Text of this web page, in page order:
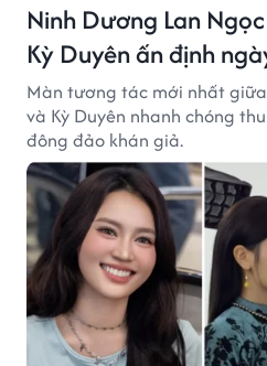
Ninh Dương Lan
Kỳ Duyên ấn định
Màn tương tác mới nhất
và Kỳ Duyên nhanh chóng
đông đảo khán giả.